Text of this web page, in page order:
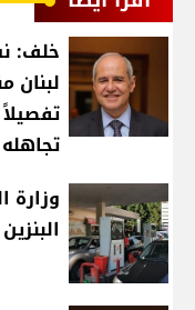
خلف:
لبنان
تجاهله
وزارة